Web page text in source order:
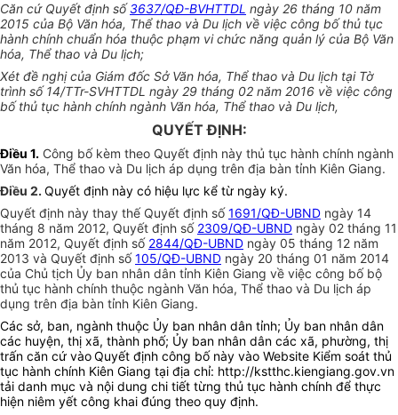
Căn cứ Quyết định số3637/QĐ-BVHTTDL ngày 26 tháng 10 năm
2015 của Bộ Văn hóa, Thể thao và Du lịch về việc công bố thủ tục
hành chính chuẩn hóa thuộc phạm vi chức năng quản lý của Bộ Văn
hóa, Thể thao và Du lịch;
Xét đề nghị của Giám đốc Sở Văn hóa, Thể thao và Du lịch tại Tờ
trình số 14/TTr-SVHTTDL ngày 29 tháng 02 năm 2016 về việc công
bố thủ tục hành chính ngành Văn hóa, Thể thao và Du lịch,
QUYẾT ĐỊNH:
Điều 1. Công bố kèm theo Quyết định này thủ tục hành chính ngành
Văn hóa, Thể thao và Du lịch áp dụng trên địa bàn tỉnh Kiên Giang.
Điều 2. Quyết định này có hiệu lực kể từ ngày ký.
Quyết định này thay thế Quyết định số1691/QĐ-UBND ngày 14
tháng 8 năm 2012, Quyết định số 2309/QĐ-UBND ngày 02 tháng 11
năm 2012, Quyết định số 2844/QĐ-UBND ngày 05 tháng 12 năm
2013 và Quyết định số105/QĐ-UBND ngày 20 tháng 01 năm 2014
của Chủ tịch Ủy ban nhân dân tỉnh Kiên Giang về việc công bố bộ
thủ tục hành chính thuộc ngành Văn hóa, Thể thao và Du lịch áp
dụng trên địa bàn tỉnh Kiên Giang.
Các sở, ban, ngành thuộc Ủy ban nhân dân tỉnh; Ủy ban nhân dân
các huyện, thị xã, thành phố; Ủy ban nhân dân các xã, phường, thị
trấn căn cứ vàoQuyết định công bố này vào Website Kiểm soát thủ
tục hành chính Kiên Giang tại địa chỉ: http://kstthc.kiengiang.gov.vn
tải danh mục và nội dung chi tiết từng thủ tục hành chính để thực
hiện niêm yết công khai đúng theo quy định.